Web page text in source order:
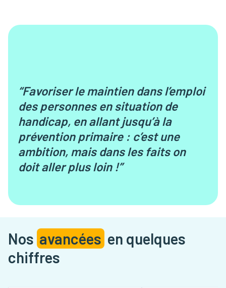
“Favoriser le maintien dans l’emploi
des personnes en situation de
handicap, en allant jusqu’à la
prévention primaire : c’est une
ambition, mais dans les faits on
doit aller plus loin !”
Nos avancéesen quelques
chiffres